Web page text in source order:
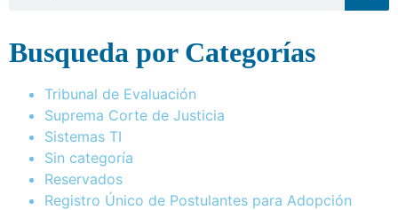
Busqueda por Categorías
Tribunal de Evaluación
Suprema Corte de Justicia
Sistemas TI
Sin categoría
Reservados
Registro Único de Postulantes para Adopción